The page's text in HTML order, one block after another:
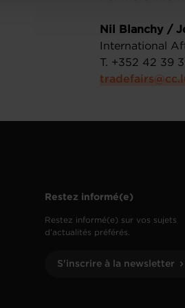
Nil Blanchy /
International
T. +352 42 39
Restez informé(e)
Restez informé(e) sur vos sujets
d’actualités préférés.
S'inscrire à la newsletter